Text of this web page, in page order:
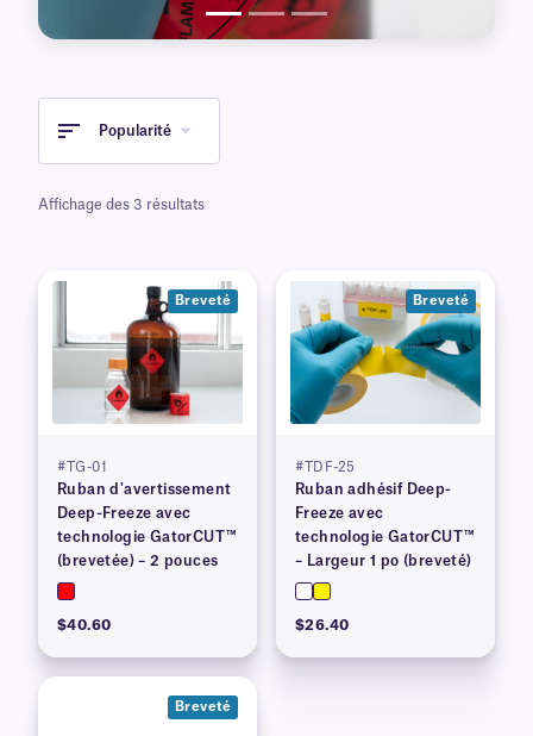
Popularité
Affichage des 3 résultats
Breveté
#TG-01
Ruban d'avertissement
Deep-Freeze avec
technologie GatorCUT™
(brevetée) – 2 pouces
$40.60
Breveté
#TDF-25
Ruban adhésif Deep-
Freeze avec
technologie GatorCUT™
– Largeur 1 po (breveté)
$26.40
Breveté